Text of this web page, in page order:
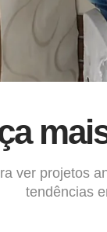
ver projetos
tendências